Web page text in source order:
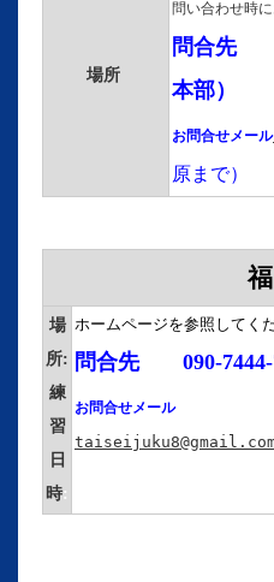
場所
問い合わせ時
問合先
本部）
お問合せメール
原まで）
場
所:
練
習
日
時:
ホームページを参照してく
問合先 090-
お問合せメール